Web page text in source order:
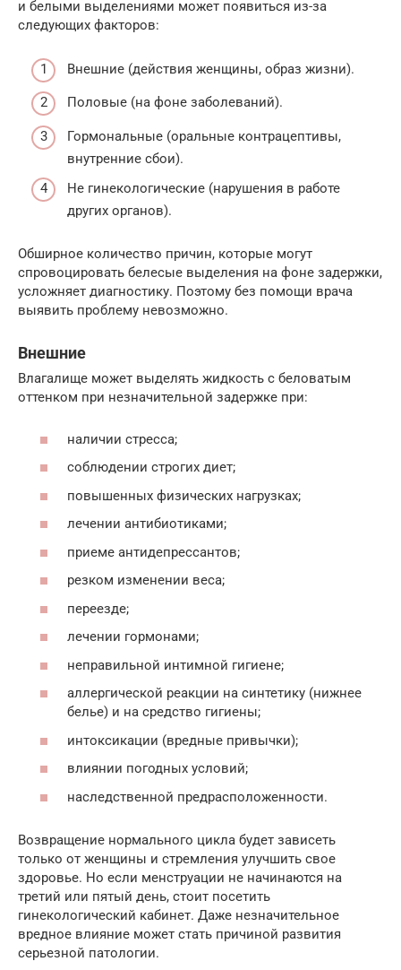
и белыми выделениями может появиться из-за
следующих факторов:
Внешние (действия женщины, образ жизни).
Половые (на фоне заболеваний).
Гормональные (оральные контрацептивы,
внутренние сбои).
Не гинекологические (нарушения в работе
других органов).
Обширное количество причин, которые могут
спровоцировать белесые выделения на фоне задержки,
усложняет диагностику. Поэтому без помощи врача
выявить проблему невозможно.
Внешние
Влагалище может выделять жидкость с беловатым
оттенком при незначительной задержке при:
наличии стресса;
соблюдении строгих диет;
повышенных физических нагрузках;
лечении антибиотиками;
приеме антидепрессантов;
резком изменении веса;
переезде;
лечении гормонами;
неправильной интимной гигиене;
аллергической реакции на синтетику (нижнее
белье) и на средство гигиены;
интоксикации (вредные привычки);
влиянии погодных условий;
наследственной предрасположенности.
Возвращение нормального цикла будет зависеть
только от женщины и стремления улучшить свое
здоровье. Но если менструации не начинаются на
третий или пятый день, стоит посетить
гинекологический кабинет. Даже незначительное
вредное влияние может стать причиной развития
серьезной патологии.